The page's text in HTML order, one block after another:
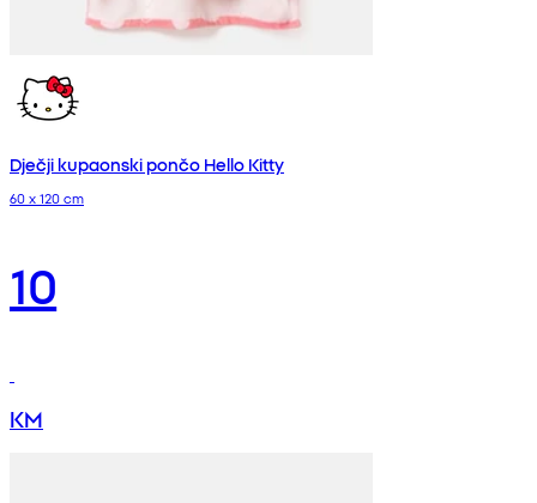
Dječji kupaonski pončo Hello Kitty
60 x 120 cm
10
KM